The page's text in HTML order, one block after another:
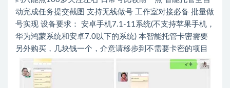
动完成任务提交截图 支持无线做号 工作室对接必备 批量做
号实现 设备要求： 安卓手机7.1-11系统(不支持苹果手机，
华为鸿蒙系统和安卓7.0以下的系统) 本智能托管卡密需要
另外购买，几块钱一个，介意请移步到不需要卡密的项目